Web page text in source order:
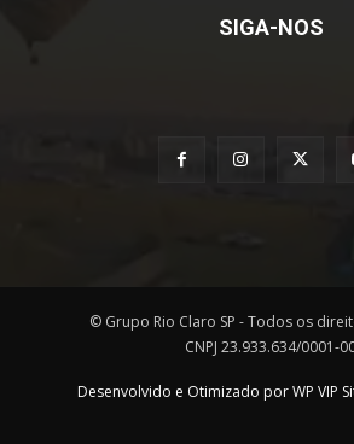
SIGA-NOS
© Grupo Rio Claro SP - Todos os
CNPJ 23.933.634/0001-
Desenvolvido e Otimizado por WP VIP